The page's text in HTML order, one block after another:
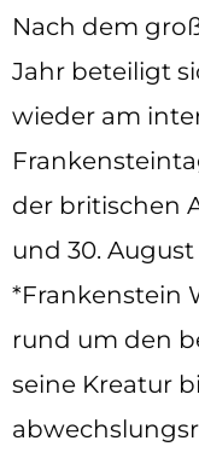
Nach dem
Jahr beteiligt
wieder am
der britischen
und 30.
*Frankenstein
rund um den
seine Kreatur